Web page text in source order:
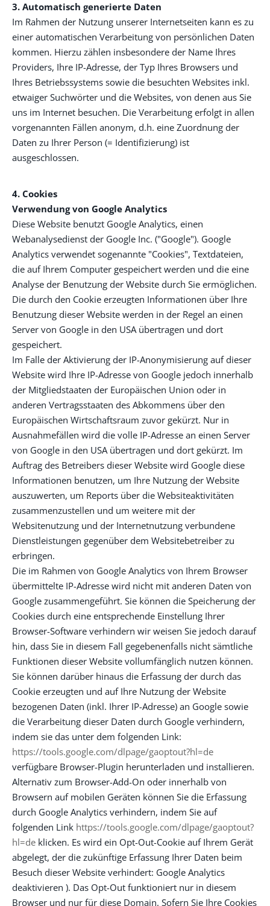
3. Automatisch generierte Daten
Im Rahmen der Nutzung unserer Internetseiten kann es zu
einer automatischen Verarbeitung von persönlichen Daten
kommen. Hierzu zählen insbesondere der Name Ihres
Providers, Ihre IP-Adresse, der Typ Ihres Browsers und
Ihres Betriebssystems sowie die besuchten Websites inkl.
etwaiger Suchwörter und die Websites, von denen aus Sie
uns im Internet besuchen. Die Verarbeitung erfolgt in allen
vorgenannten Fällen anonym, d.h. eine Zuordnung der
Daten zu Ihrer Person (= Identifizierung) ist
ausgeschlossen.
4. Cookies
Verwendung von Google Analytics
Diese Website benutzt Google Analytics, einen
Webanalysedienst der Google Inc. ("Google"). Google
Analytics verwendet sogenannte "Cookies", Textdateien,
die auf Ihrem Computer gespeichert werden und die eine
Analyse der Benutzung der Website durch Sie ermöglichen.
Die durch den Cookie erzeugten Informationen über Ihre
Benutzung dieser Website werden in der Regel an einen
Server von Google in den USA übertragen und dort
gespeichert.
Im Falle der Aktivierung der IP-Anonymisierung auf dieser
Website wird Ihre IP-Adresse von Google jedoch innerhalb
der Mitgliedstaaten der Europäischen Union oder in
anderen Vertragsstaaten des Abkommens über den
Europäischen Wirtschaftsraum zuvor gekürzt. Nur in
Ausnahmefällen wird die volle IP-Adresse an einen Server
von Google in den USA übertragen und dort gekürzt. Im
Auftrag des Betreibers dieser Website wird Google diese
Informationen benutzen, um Ihre Nutzung der Website
auszuwerten, um Reports über die Websiteaktivitäten
zusammenzustellen und um weitere mit der
Websitenutzung und der Internetnutzung verbundene
Dienstleistungen gegenüber dem Websitebetreiber zu
erbringen.
Die im Rahmen von Google Analytics von Ihrem Browser
übermittelte IP-Adresse wird nicht mit anderen Daten von
Google zusammengeführt. Sie können die Speicherung der
Cookies durch eine entsprechende Einstellung Ihrer
Browser-Software verhindern wir weisen Sie jedoch darauf
hin, dass Sie in diesem Fall gegebenenfalls nicht sämtliche
Funktionen dieser Website vollumfänglich nutzen können.
Sie können darüber hinaus die Erfassung der durch das
Cookie erzeugten und auf Ihre Nutzung der Website
bezogenen Daten (inkl. Ihrer IP-Adresse) an Google sowie
die Verarbeitung dieser Daten durch Google verhindern,
indem sie das unter dem folgenden Link:
https://tools.google.com/dlpage/gaoptout?hl=de
verfügbare Browser-Plugin herunterladen und installieren.
Alternativ zum Browser-Add-On oder innerhalb von
Browsern auf mobilen Geräten können Sie die Erfassung
durch Google Analytics verhindern, indem Sie auf
folgenden Link https://tools.google.com/dlpage/gaoptout?
hl=de klicken. Es wird ein Opt-Out-Cookie auf Ihrem Gerät
abgelegt, der die zukünftige Erfassung Ihrer Daten beim
Besuch dieser Website verhindert: Google Analytics
deaktivieren ). Das Opt-Out funktioniert nur in diesem
Browser und nur für diese Domain. Sofern Sie Ihre Cookies